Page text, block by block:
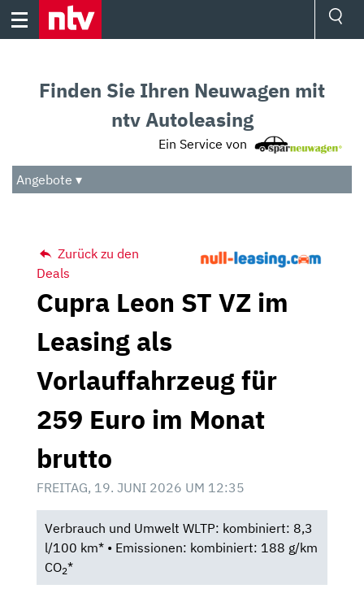
Skip
Audio
Das Beste
Finden Sie Ihren Neuwagen mit
ntv Autoleasing
Ein Service von
Angebote ▾
Zurück zu den
Deals
Cupra Leon ST VZ im
Leasing als
Vorlauffahrzeug für
259 Euro im Monat
brutto
FREITAG, 19. JUNI 2026 UM 12:35
Verbrauch und Umwelt WLTP: kombiniert: 8,3
l/100 km* • Emissionen: kombiniert: 188 g/km
CO2*